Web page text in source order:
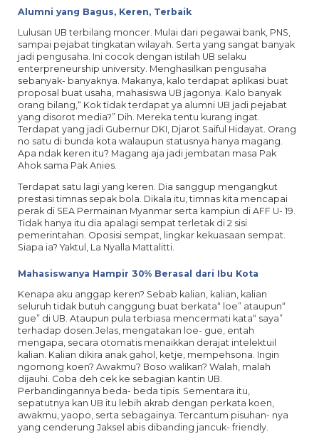
Alumni yang Bagus, Keren, Terbaik
Lulusan UB terbilang moncer. Mulai dari pegawai bank, PNS,
sampai pejabat tingkatan wilayah. Serta yang sangat banyak
jadi pengusaha. Ini cocok dengan istilah UB selaku
enterpreneurship university. Menghasilkan pengusaha
sebanyak- banyaknya. Makanya, kalo terdapat aplikasi buat
proposal buat usaha, mahasiswa UB jagonya. Kalo banyak
orang bilang,“ Kok tidak terdapat ya alumni UB jadi pejabat
yang disorot media?” Dih. Mereka tentu kurang ingat.
Terdapat yang jadi Gubernur DKI, Djarot Saiful Hidayat. Orang
no satu di bunda kota walaupun statusnya hanya magang.
Apa ndak keren itu? Magang aja jadi jembatan masa Pak
Ahok sama Pak Anies.
Terdapat satu lagi yang keren. Dia sanggup mengangkut
prestasi timnas sepak bola. Dikala itu, timnas kita mencapai
perak di SEA Permainan Myanmar serta kampiun di AFF U- 19.
Tidak hanya itu dia apalagi sempat terletak di 2 sisi
pemerintahan. Oposisi sempat, lingkar kekuasaan sempat.
Siapa ia? Yaktul, La Nyalla Mattalitti.
Mahasiswanya Hampir 30% Berasal dari Ibu Kota
Kenapa aku anggap keren? Sebab kalian, kalian, kalian
seluruh tidak butuh canggung buat berkata“ loe” ataupun“
gue” di UB. Ataupun pula terbiasa mencermati kata“ saya”
terhadap dosen.Jelas, mengatakan loe- gue, entah
mengapa, secara otomatis menaikkan derajat intelektuil
kalian. Kalian dikira anak gahol, ketje, mempehsona. Ingin
ngomong koen? Awakmu? Boso walikan? Walah, malah
dijauhi. Coba deh cek ke sebagian kantin UB.
Perbandingannya beda- beda tipis. Sementara itu,
sepatutnya kan UB itu lebih akrab dengan perkata koen,
awakmu, yaopo, serta sebagainya. Tercantum pisuhan- nya
yang cenderung Jaksel abis dibanding jancuk- friendly.